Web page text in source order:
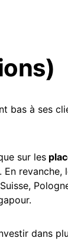
bas à ses
sur les
. En revanche,
dans